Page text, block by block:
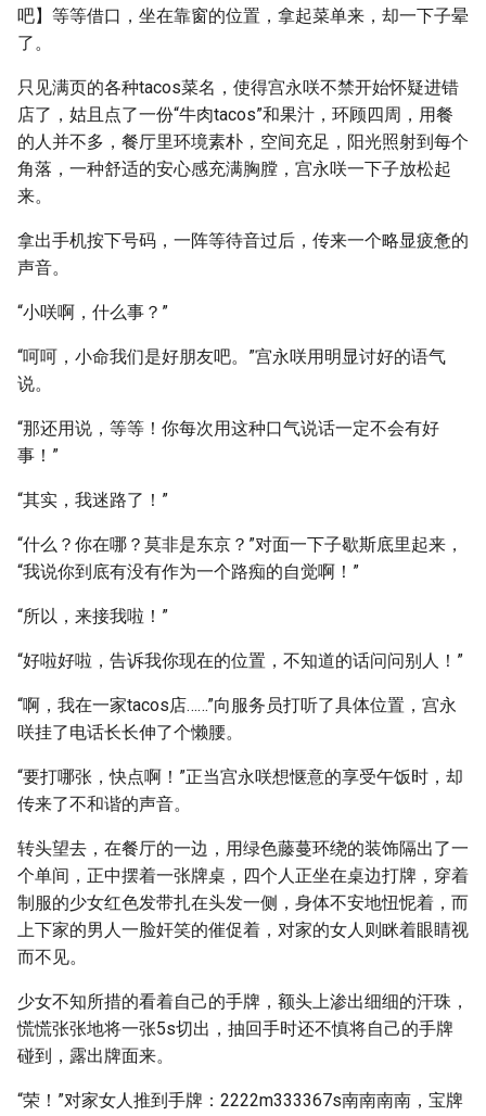
吧】等等借口，坐在靠窗的位置，拿起菜单来，却一下子晕
了。
只见满页的各种tacos菜名，使得宫永咲不禁开始怀疑进错
店了，姑且点了一份“牛肉tacos”和果汁，环顾四周，用餐
的人并不多，餐厅里环境素朴，空间充足，阳光照射到每个
角落，一种舒适的安心感充满胸膛，宫永咲一下子放松起
来。
拿出手机按下号码，一阵等待音过后，传来一个略显疲惫的
声音。
“小咲啊，什么事？”
“呵呵，小命我们是好朋友吧。”宫永咲用明显讨好的语气
说。
“那还用说，等等！你每次用这种口气说话一定不会有好
事！”
“其实，我迷路了！”
“什么？你在哪？莫非是东京？”对面一下子歇斯底里起来，
“我说你到底有没有作为一个路痴的自觉啊！”
“所以，来接我啦！”
“好啦好啦，告诉我你现在的位置，不知道的话问问别人！”
“啊，我在一家tacos店……”向服务员打听了具体位置，宫永
咲挂了电话长长伸了个懒腰。
“要打哪张，快点啊！”正当宫永咲想惬意的享受午饭时，却
传来了不和谐的声音。
转头望去，在餐厅的一边，用绿色藤蔓环绕的装饰隔出了一
个单间，正中摆着一张牌桌，四个人正坐在桌边打牌，穿着
制服的少女红色发带扎在头发一侧，身体不安地忸怩着，而
上下家的男人一脸奸笑的催促着，对家的女人则眯着眼睛视
而不见。
少女不知所措的看着自己的手牌，额头上渗出细细的汗珠，
慌慌张张地将一张5s切出，抽回手时还不慎将自己的手牌
碰到，露出牌面来。
“荣！”对家女人推到手牌：2222m333367s南南南南，宝牌